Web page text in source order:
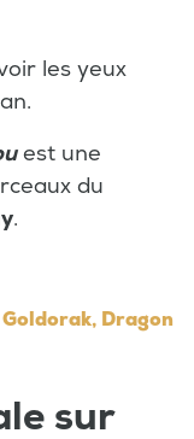
les yeux
est une
du
.
Dragon
sur